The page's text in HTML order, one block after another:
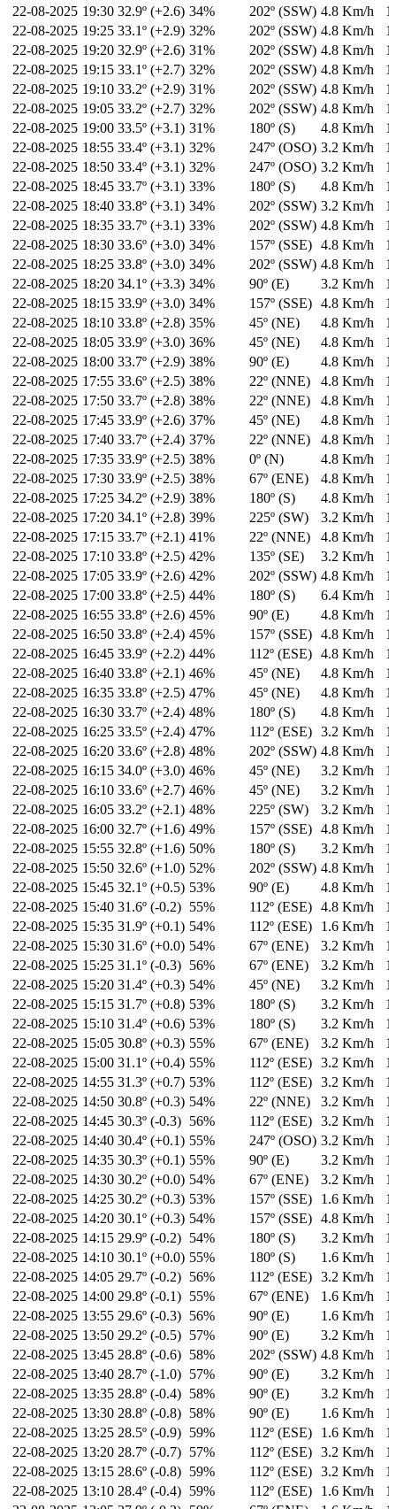
22-08-2025 19:30 32.9º (+2.6) 34% 202º (SSW) 4.8 Km/h
22-08-2025 19:25 33.1º (+2.9) 32% 202º (SSW) 4.8 Km/h
22-08-2025 19:20 32.9º (+2.6) 31% 202º (SSW) 4.8 Km/h
22-08-2025 19:15 33.1º (+2.7) 32% 202º (SSW) 4.8 Km/h
22-08-2025 19:10 33.2º (+2.9) 31% 202º (SSW) 4.8 Km/h
22-08-2025 19:05 33.2º (+2.7) 32% 202º (SSW) 4.8 Km/h
22-08-2025 19:00 33.5º (+3.1) 31% 180º (S) 4.8 Km/h
22-08-2025 18:55 33.4º (+3.1) 32% 247º (OSO) 3.2 Km/h
22-08-2025 18:50 33.4º (+3.1) 32% 247º (OSO) 3.2 Km/h
22-08-2025 18:45 33.7º (+3.1) 33% 180º (S) 4.8 Km/h
22-08-2025 18:40 33.8º (+3.1) 34% 202º (SSW) 3.2 Km/h
22-08-2025 18:35 33.7º (+3.1) 33% 202º (SSW) 4.8 Km/h
22-08-2025 18:30 33.6º (+3.0) 34% 157º (SSE) 4.8 Km/h
22-08-2025 18:25 33.8º (+3.0) 34% 202º (SSW) 4.8 Km/h
22-08-2025 18:20 34.1º (+3.3) 34% 90º (E) 3.2 Km/h
22-08-2025 18:15 33.9º (+3.0) 34% 157º (SSE) 4.8 Km/h
22-08-2025 18:10 33.8º (+2.8) 35% 45º (NE) 4.8 Km/h
22-08-2025 18:05 33.9º (+3.0) 36% 45º (NE) 4.8 Km/h
22-08-2025 18:00 33.7º (+2.9) 38% 90º (E) 4.8 Km/h
22-08-2025 17:55 33.6º (+2.5) 38% 22º (NNE) 4.8 Km/h
22-08-2025 17:50 33.7º (+2.8) 38% 22º (NNE) 4.8 Km/h
22-08-2025 17:45 33.9º (+2.6) 37% 45º (NE) 4.8 Km/h
22-08-2025 17:40 33.7º (+2.4) 37% 22º (NNE) 4.8 Km/h
22-08-2025 17:35 33.9º (+2.5) 38% 0º (N) 4.8 Km/h
22-08-2025 17:30 33.9º (+2.5) 38% 67º (ENE) 4.8 Km/h
22-08-2025 17:25 34.2º (+2.9) 38% 180º (S) 4.8 Km/h
22-08-2025 17:20 34.1º (+2.8) 39% 225º (SW) 3.2 Km/h
22-08-2025 17:15 33.7º (+2.1) 41% 22º (NNE) 4.8 Km/h
22-08-2025 17:10 33.8º (+2.5) 42% 135º (SE) 3.2 Km/h
22-08-2025 17:05 33.9º (+2.6) 42% 202º (SSW) 4.8 Km/h
22-08-2025 17:00 33.8º (+2.5) 44% 180º (S) 6.4 Km/h
22-08-2025 16:55 33.8º (+2.6) 45% 90º (E) 4.8 Km/h
22-08-2025 16:50 33.8º (+2.4) 45% 157º (SSE) 4.8 Km/h
22-08-2025 16:45 33.9º (+2.2) 44% 112º (ESE) 4.8 Km/h
22-08-2025 16:40 33.8º (+2.1) 46% 45º (NE) 4.8 Km/h
22-08-2025 16:35 33.8º (+2.5) 47% 45º (NE) 4.8 Km/h
22-08-2025 16:30 33.7º (+2.4) 48% 180º (S) 4.8 Km/h
22-08-2025 16:25 33.5º (+2.4) 47% 112º (ESE) 3.2 Km/h
22-08-2025 16:20 33.6º (+2.8) 48% 202º (SSW) 4.8 Km/h
22-08-2025 16:15 34.0º (+3.0) 46% 45º (NE) 3.2 Km/h
22-08-2025 16:10 33.6º (+2.7) 46% 45º (NE) 3.2 Km/h
22-08-2025 16:05 33.2º (+2.1) 48% 225º (SW) 3.2 Km/h
22-08-2025 16:00 32.7º (+1.6) 49% 157º (SSE) 4.8 Km/h
22-08-2025 15:55 32.8º (+1.6) 50% 180º (S) 3.2 Km/h
22-08-2025 15:50 32.6º (+1.0) 52% 202º (SSW) 4.8 Km/h
22-08-2025 15:45 32.1º (+0.5) 53% 90º (E) 4.8 Km/h
22-08-2025 15:40 31.6º (-0.2) 55% 112º (ESE) 4.8 Km/h
22-08-2025 15:35 31.9º (+0.1) 54% 112º (ESE) 1.6 Km/h
22-08-2025 15:30 31.6º (+0.0) 54% 67º (ENE) 3.2 Km/h
22-08-2025 15:25 31.1º (-0.3) 56% 67º (ENE) 3.2 Km/h
22-08-2025 15:20 31.4º (+0.3) 54% 45º (NE) 3.2 Km/h
22-08-2025 15:15 31.7º (+0.8) 53% 180º (S) 3.2 Km/h
22-08-2025 15:10 31.4º (+0.6) 53% 180º (S) 3.2 Km/h
22-08-2025 15:05 30.8º (+0.3) 55% 67º (ENE) 3.2 Km/h
22-08-2025 15:00 31.1º (+0.4) 55% 112º (ESE) 3.2 Km/h
22-08-2025 14:55 31.3º (+0.7) 53% 112º (ESE) 3.2 Km/h
22-08-2025 14:50 30.8º (+0.3) 54% 22º (NNE) 3.2 Km/h
22-08-2025 14:45 30.3º (-0.3) 56% 112º (ESE) 3.2 Km/h
22-08-2025 14:40 30.4º (+0.1) 55% 247º (OSO) 3.2 Km/h
22-08-2025 14:35 30.3º (+0.1) 55% 90º (E) 3.2 Km/h
22-08-2025 14:30 30.2º (+0.0) 54% 67º (ENE) 3.2 Km/h
22-08-2025 14:25 30.2º (+0.3) 53% 157º (SSE) 1.6 Km/h
22-08-2025 14:20 30.1º (+0.3) 54% 157º (SSE) 4.8 Km/h
22-08-2025 14:15 29.9º (-0.2) 54% 180º (S) 3.2 Km/h
22-08-2025 14:10 30.1º (+0.0) 55% 180º (S) 1.6 Km/h
22-08-2025 14:05 29.7º (-0.2) 56% 112º (ESE) 3.2 Km/h
22-08-2025 14:00 29.8º (-0.1) 55% 67º (ENE) 1.6 Km/h
22-08-2025 13:55 29.6º (-0.3) 56% 90º (E) 1.6 Km/h
22-08-2025 13:50 29.2º (-0.5) 57% 90º (E) 3.2 Km/h
22-08-2025 13:45 28.8º (-0.6) 58% 202º (SSW) 4.8 Km/h
22-08-2025 13:40 28.7º (-1.0) 57% 90º (E) 3.2 Km/h
22-08-2025 13:35 28.8º (-0.4) 58% 90º (E) 3.2 Km/h
22-08-2025 13:30 28.8º (-0.8) 58% 90º (E) 1.6 Km/h
22-08-2025 13:25 28.5º (-0.9) 59% 112º (ESE) 1.6 Km/h
22-08-2025 13:20 28.7º (-0.7) 57% 112º (ESE) 3.2 Km/h
22-08-2025 13:15 28.6º (-0.8) 59% 112º (ESE) 3.2 Km/h
22-08-2025 13:10 28.4º (-0.4) 59% 112º (ESE) 1.6 Km/h